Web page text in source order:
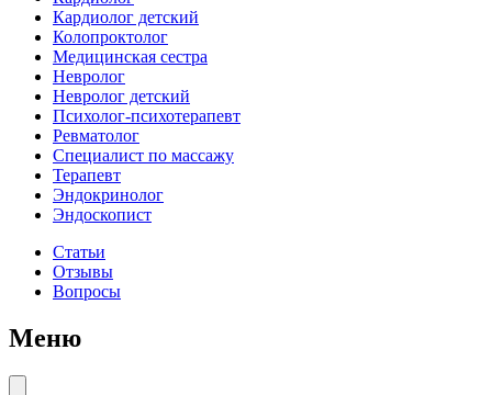
Кардиолог детский
Колопроктолог
Медицинская сестра
Невролог
Невролог детский
Психолог-психотерапевт
Ревматолог
Специалист по массажу
Терапевт
Эндокринолог
Эндоскопист
Статьи
Отзывы
Вопросы
Меню